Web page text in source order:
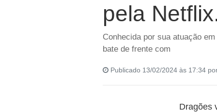
pela
Conhecida por sua atuação
bate de frente com
Publicado 13/02/2024 às 17:34
Dragões